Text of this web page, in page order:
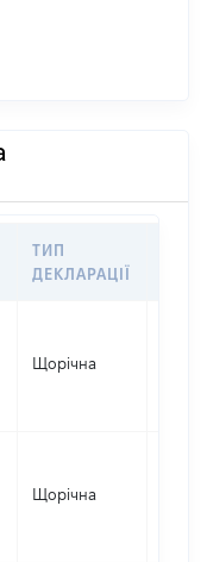
ТИП
ДЕКЛАРАЦІЇ
Щорічна
Щорічна